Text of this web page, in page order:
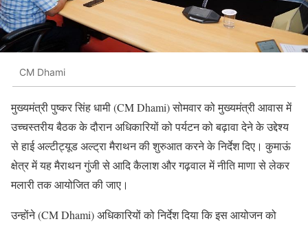
CM Dhami
मुख्यमंत्री पुष्कर सिंह धामी (CM Dhami) सोमवार को मुख्यमंत्री आवास में
उच्चस्तरीय बैठक के दौरान अधिकारियों को पर्यटन को बढ़ावा देने के उद्देश्य
से हाई अल्टीट्यूड अल्ट्रा मैराथन की शुरुआत करने के निर्देश दिए। कुमाऊं
क्षेत्र में यह मैराथन गुंजी से आदि कैलाश और गढ़वाल में नीति माणा से लेकर
मलारी तक आयोजित की जाए।
उन्होंने (CM Dhami) अधिकारियों को निर्देश दिया कि इस आयोजन को